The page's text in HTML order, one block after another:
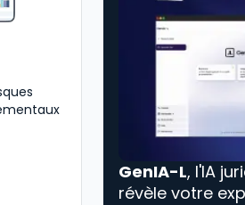
GenIA-L, l'IA
révèle votre